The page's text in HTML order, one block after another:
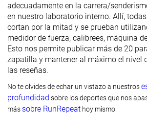
adecuadamente en la carrera/
en nuestro laboratorio interno. Allí,
cortan por la mitad y se prueban
medidor de fuerza, calibrees, máquina
Esto nos permite publicar más de 20
zapatilla y mantener al máximo el nivel
las reseñas.
No te olvides de echar un vistazo a nuestros
profundidad sobre los deportes que nos
más sobre RunRepeat hoy mismo.